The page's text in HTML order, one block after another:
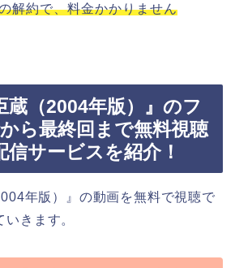
解約で、料金かかりません
蔵（2004年版）』のフ
ら最終回まで無料視聴
サービスを紹介！
年版）』の動画を無料で視聴で
きます。